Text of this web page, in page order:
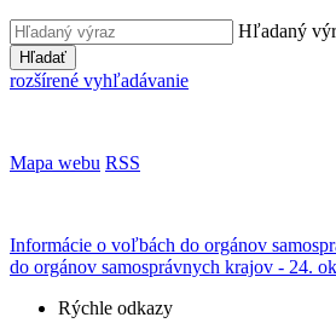
Hľadaný
Hľadať
rozšírené vyhľadávanie
Mapa webu RSS
Informácie o voľbách do orgánov
do orgánov samosprávnych krajov - 24.
Rýchle odkazy